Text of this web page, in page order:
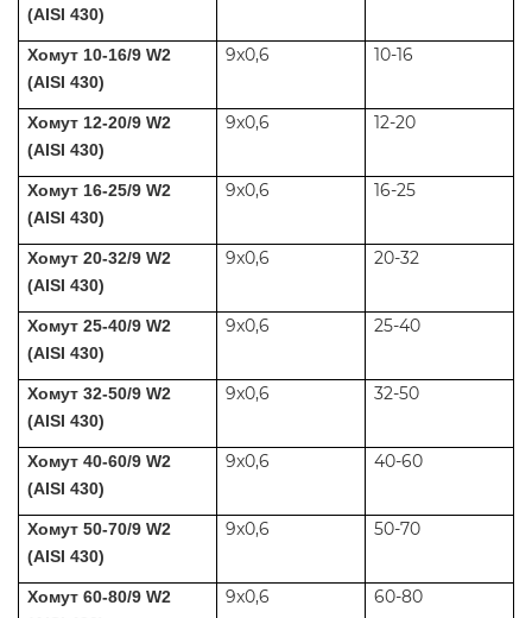
(AISI 430)
Хомут 10-16/9 W2
(AISI 430)
9x0,6 10-16
Хомут 12-20/9 W2
(AISI 430)
9x0,6 12-20
Хомут 16-25/9 W2
(AISI 430)
9x0,6 16-25
Хомут 20-32/9 W2
(AISI 430)
9x0,6 20-32
Хомут 25-40/9 W2
(AISI 430)
9x0,6 25-40
Хомут 32-50/9 W2
(AISI 430)
9x0,6 32-50
Хомут 40-60/9 W2
(AISI 430)
9x0,6 40-60
Хомут 50-70/9 W2
(AISI 430)
9x0,6 50-70
Хомут 60-80/9 W2
9x0,6 60-80